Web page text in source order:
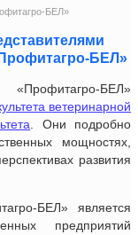
БЕЛ»
БЕЛ»
БЕЛ»
ветеринарной
. Они подробно
мощностях,
развития
БЕЛ» является
предприятий